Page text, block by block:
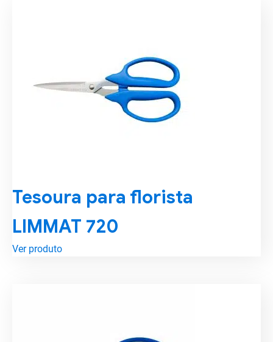
Tesoura para florista
LIMMAT 720
Ver produto